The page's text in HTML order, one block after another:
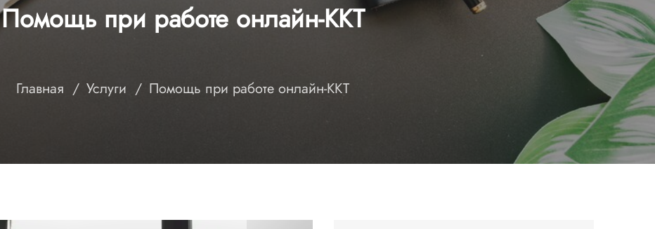
Помощь при работе онлайн-ККТ
Главная Услуги Помощь при работе онлайн-ККТ